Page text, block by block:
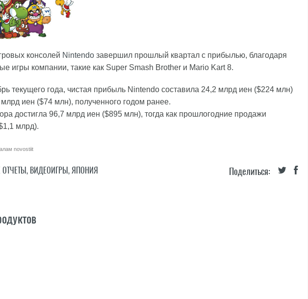
консолей Nintendo завершил прошлый квартал с прибылью, благодаря
игры компании, такие как Super Smash Brother и Mario Kart 8.
текущего года, чистая прибыль Nintendo составила 24,2 млрд иен ($224 млн)
иен ($74 млн), полученного годом ранее.
достигла 96,7 млрд иен ($895 млн), тогда как прошлогодние продажи
млрд).
novostiit
Поделиться:
, ВИДЕОИГРЫ,ЯПОНИЯ